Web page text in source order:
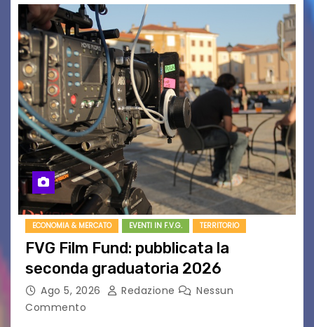
ECONOMIA & MERCATO EVENTI IN F.V.G. TERRITORIO
FVG Film Fund: pubblicata la
seconda graduatoria 2026
Ago 5, 2026 Redazione
Nessun
Commento